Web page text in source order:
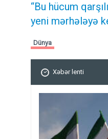
“Bu hücum
yeni mərhələyə
Dünya
Xəbər lenti